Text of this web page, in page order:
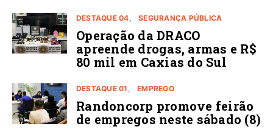
DESTAQUE 04 SEGURANÇA PÚBLICA
Operação da DRACO
apreende drogas, armas e R$
80 mil em Caxias do Sul
DESTAQUE 01 EMPREGO
Randoncorp promove feirão
de empregos neste sábado (8)